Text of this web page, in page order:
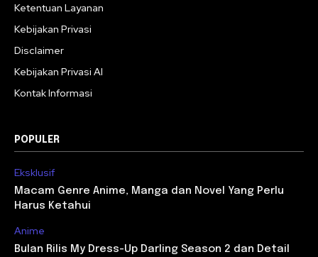
Ketentuan Layanan
Kebijakan Privasi
Disclaimer
Kebijakan Privasi AI
Kontak Informasi
POPULER
Eksklusif
Macam Genre Anime, Manga dan Novel Yang Perlu
Harus Ketahui
Anime
Bulan Rilis My Dress-Up Darling Season 2 dan Detail